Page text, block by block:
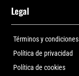
Legal
Términos y condiciones
Política de privacidad
Política de cookies